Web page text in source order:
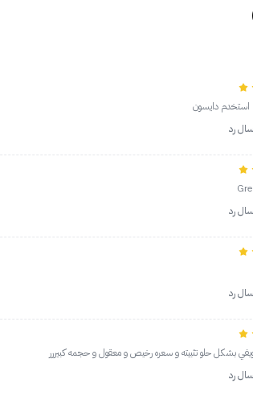
استخدم دايسون
رد
رد
رد
بشكل حلو تثبيته و سعره رخيص و معقول و حجمه كبيررر
رد